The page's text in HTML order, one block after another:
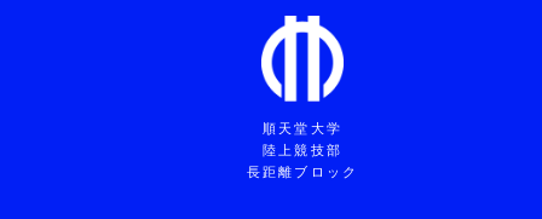
順天堂大学
陸上競技部
長距離ブロック